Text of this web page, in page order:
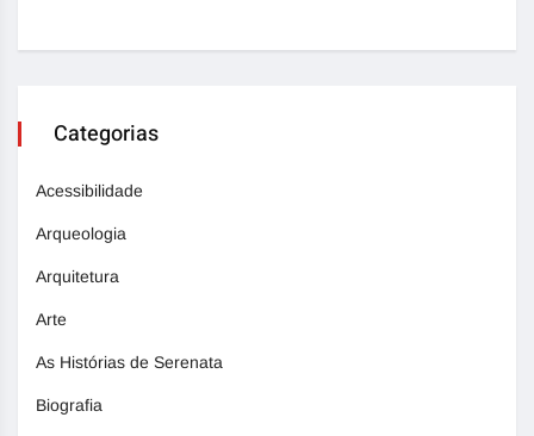
Categorias
Acessibilidade
Arqueologia
Arquitetura
Arte
As Histórias de Serenata
Biografia